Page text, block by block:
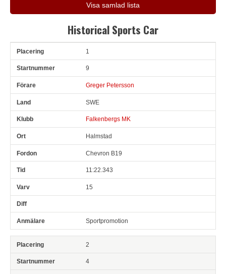
Visa samlad lista
Historical Sports Car
Pl Snr 1
9
Greger Petersson
SWE
Falkenbergs MK
Halmstad
Chevron B19
11:22.343
15
Sportpromotion
2
4